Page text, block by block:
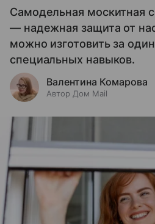
Самодельная москитная
— надежная защита от
можно изготовить за
специальных навыков.
Валентина Комарова
Автор Дом Mail